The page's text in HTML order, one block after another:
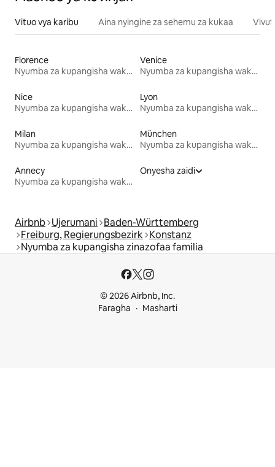
Vituo vya karibu Aina nyingine za sehemu za kukaa
Florence
Nyumba za kupangisha wakati wa likizo
Venice
Nyumba za kupangisha wakati wa likizo
Nice
Nyumba za kupangisha wakati wa likizo
Lyon
Nyumba za kupangisha wakati wa likizo
Milan
Nyumba za kupangisha wakati wa likizo
München
Nyumba za kupangisha wakati wa likizo
Annecy
Nyumba za kupangisha wakati wa likizo
Onyesha zaidi
Airbnb Ujerumani Baden-Württemberg
Freiburg, Regierungsbezirk Konstanz
Nyumba za kupangisha zinazofaa familia
© 2026 Airbnb, Inc.
Faragha
Masharti